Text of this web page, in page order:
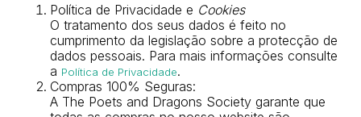
Política de Privacidade e Cookies
O tratamento dos seus dados é feito no
cumprimento da legislação sobre a protecção de
dados pessoais. Para mais informações consulte
a Política de Privacidade.
Compras 100% Seguras:
A The Poets and Dragons Society garante que